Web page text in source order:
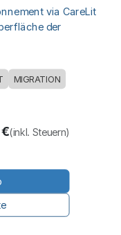
via CareLit
der
MIGRATION
€(inkl. Steuern)